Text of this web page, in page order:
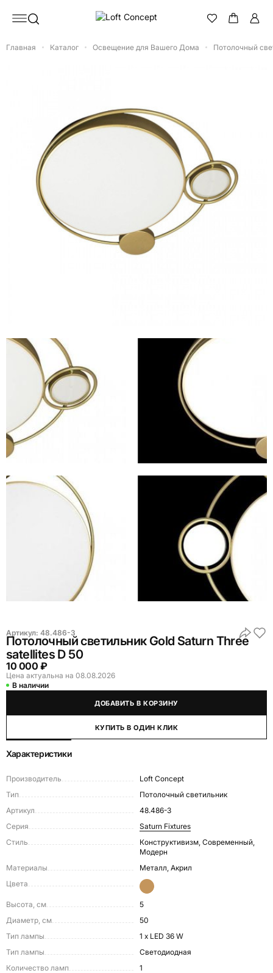
Главная Каталог Освещение для Вашего Дома Потолочный
Артикул: 48.486-3
Потолочный светильник Gold Saturn Three
satellites D 50
10 000 ₽
Цена актуальна на 08.08.2026
В наличии
ДОБАВИТЬ В КОРЗИНУ
КУПИТЬ В ОДИН КЛИК
Характеристики
Производитель
Loft Concept
Тип
Потолочный светильник
Артикул
48.486-3
Серия
Saturn Fixtures
Стиль
Конструктивизм, Современный,
Модерн
Материалы
Металл, Акрил
Цвета
Высота, см
5
Диаметр, см
50
Тип лампы
1 х LED 36 W
Тип лампы
Светодиодная
Количество ламп
1